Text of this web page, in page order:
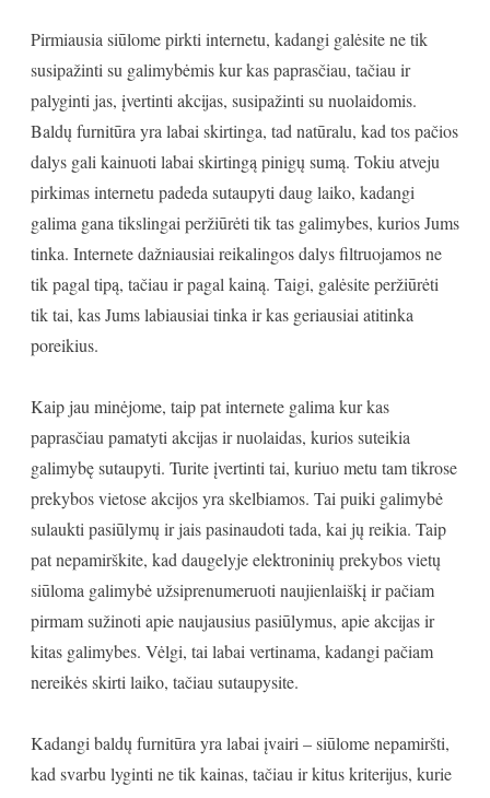
Pirmiausia siūlome pirkti internetu, kadangi galėsite ne tik
susipažinti su galimybėmis kur kas paprasčiau, tačiau ir
palyginti jas, įvertinti akcijas, susipažinti su nuolaidomis.
Baldų furnitūra yra labai skirtinga, tad natūralu, kad tos pačios
dalys gali kainuoti labai skirtingą pinigų sumą. Tokiu atveju
pirkimas internetu padeda sutaupyti daug laiko, kadangi
galima gana tikslingai peržiūrėti tik tas galimybes, kurios Jums
tinka. Internete dažniausiai reikalingos dalys filtruojamos ne
tik pagal tipą, tačiau ir pagal kainą. Taigi, galėsite peržiūrėti
tik tai, kas Jums labiausiai tinka ir kas geriausiai atitinka
poreikius.
Kaip jau minėjome, taip pat internete galima kur kas
paprasčiau pamatyti akcijas ir nuolaidas, kurios suteikia
galimybę sutaupyti. Turite įvertinti tai, kuriuo metu tam tikrose
prekybos vietose akcijos yra skelbiamos. Tai puiki galimybė
sulaukti pasiūlymų ir jais pasinaudoti tada, kai jų reikia. Taip
pat nepamirškite, kad daugelyje elektroninių prekybos vietų
siūloma galimybė užsiprenumeruoti naujienlaiškį ir pačiam
pirmam sužinoti apie naujausius pasiūlymus, apie akcijas ir
kitas galimybes. Vėlgi, tai labai vertinama, kadangi pačiam
nereikės skirti laiko, tačiau sutaupysite.
Kadangi baldų furnitūra yra labai įvairi – siūlome nepamiršti,
kad svarbu lyginti ne tik kainas, tačiau ir kitus kriterijus, kurie